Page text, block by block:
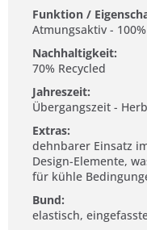
Funktion /
Atmungsaktiv -
Nachhaltigkeit:
70% Recycled
Jahreszeit:
Übergangszeit -
Extras:
dehnbarer Einsatz
Design-Elemente,
für kühle
Bund:
elastisch,